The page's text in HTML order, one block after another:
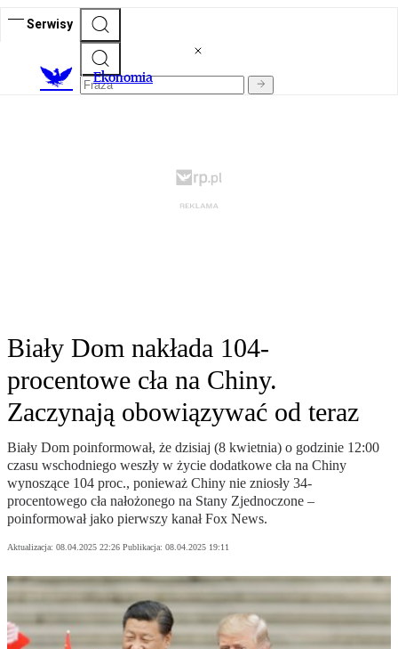
Serwisy
Ekonomia
Biały Dom nakłada 104-
procentowe cła na Chiny.
Zaczynają obowiązywać od teraz
Biały Dom poinformował, że dzisiaj (8 kwietnia) o godzinie 12:00
czasu wschodniego weszły w życie dodatkowe cła na Chiny
wynoszące 104 proc., ponieważ Chiny nie zniosły 34-
procentowego cła nałożonego na Stany Zjednoczone –
poinformował jako pierwszy kanał Fox News.
Aktualizacja: 08.04.2025 22:26 Publikacja: 08.04.2025 19:11